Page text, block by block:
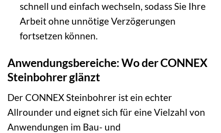
schnell und einfach wechseln, sodass Sie Ihre
Arbeit ohne unnötige Verzögerungen
fortsetzen können.
Anwendungsbereiche: Wo der CONNEX
Steinbohrer glänzt
Der CONNEX Steinbohrer ist ein echter
Allrounder und eignet sich für eine Vielzahl von
Anwendungen im Bau- und